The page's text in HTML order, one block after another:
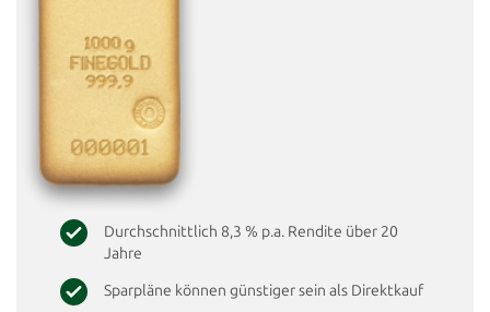
Durchschnittlich 8,3 % p.a. Rendite über 20
Jahre
Sparpläne können günstiger sein als Direktkauf